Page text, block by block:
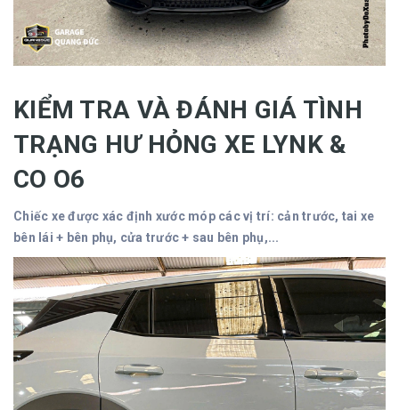
KIỂM TRA VÀ ĐÁNH GIÁ TÌNH
TRẠNG HƯ HỎNG XE LYNK &
CO O6
Chiếc xe được xác định xước móp các vị trí: cản trước, tai xe
bên lái + bên phụ, cửa trước + sau bên phụ,...